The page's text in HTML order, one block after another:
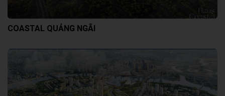
COASTAL QUẢNG NGÃI